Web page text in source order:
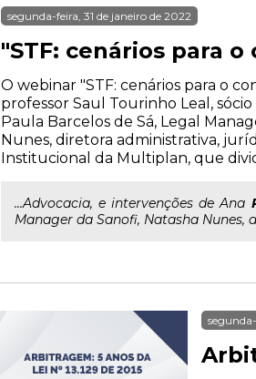
segunda-feira, 31 de janeiro de 2022
"STF: cenários para
O webinar "STF: cenários para o
professor Saul Tourinho Leal,
Paula Barcelos de Sá, Legal
Nunes, diretora administrativa,
Institucional da Multiplan, que
...Advocacia, e intervenções de Ana
Manager da Sanofi, Natasha